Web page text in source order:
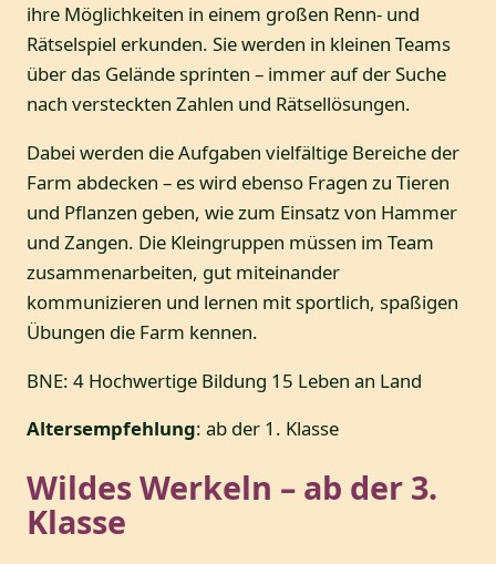
ihre Möglichkeiten in einem großen Renn- und
Rätselspiel erkunden. Sie werden in kleinen Teams
über das Gelände sprinten – immer auf der Suche
nach versteckten Zahlen und Rätsellösungen.
Dabei werden die Aufgaben vielfältige Bereiche der
Farm abdecken – es wird ebenso Fragen zu Tieren
und Pflanzen geben, wie zum Einsatz von Hammer
und Zangen. Die Kleingruppen müssen im Team
zusammenarbeiten, gut miteinander
kommunizieren und lernen mit sportlich, spaßigen
Übungen die Farm kennen.
BNE: 4 Hochwertige Bildung 15 Leben an Land
Altersempfehlung: ab der 1. Klasse
Wildes Werkeln – ab der 3.
Klasse